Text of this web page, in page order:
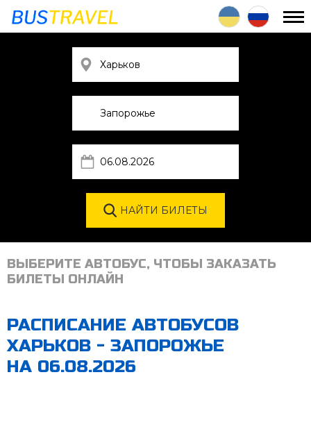
ВЫБЕРИТЕ АВТОБУС, ЧТОБЫ ЗАКАЗАТЬ
БИЛЕТЫ ОНЛАЙН
РАСПИСАНИЕ АВТОБУСОВ
ХАРЬКОВ - ЗАПОРОЖЬЕ
НА 06.08.2026